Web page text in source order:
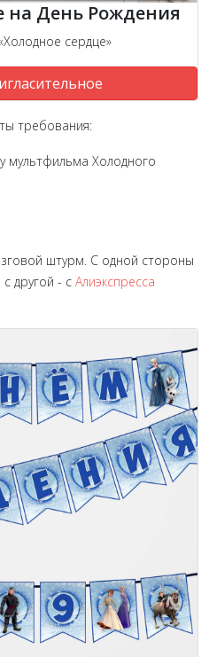
на День Рождения
сердце»
требования:
мультфильма Холодного
штурм. С одной стороны
другой - с Алиэкспресса